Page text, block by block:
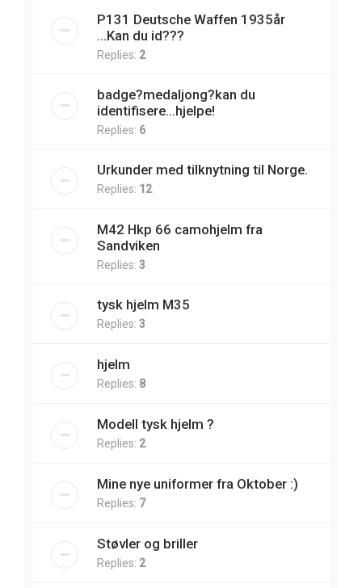
P131 Deutsche Waffen 1935år
...Kan du id???
Replies: 2
badge?medaljong?kan du
identifisere...hjelpe!
Replies: 6
Urkunder med tilknytning til Norge.
Replies: 12
M42 Hkp 66 camohjelm fra
Sandviken
Replies: 3
tysk hjelm M35
Replies: 3
hjelm
Replies: 8
Modell tysk hjelm ?
Replies: 2
Mine nye uniformer fra Oktober :)
Replies: 7
Støvler og briller
Replies: 2